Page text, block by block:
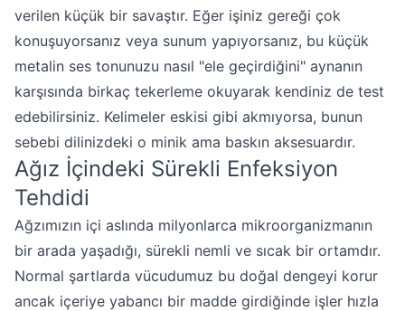
verilen küçük bir savaştır. Eğer işiniz gereği çok
konuşuyorsanız veya sunum yapıyorsanız, bu küçük
metalin ses tonunuzu nasıl "ele geçirdiğini" aynanın
karşısında birkaç tekerleme okuyarak kendiniz de test
edebilirsiniz. Kelimeler eskisi gibi akmıyorsa, bunun
sebebi dilinizdeki o minik ama baskın aksesuardır.
Ağız İçindeki Sürekli Enfeksiyon
Tehdidi
Ağzımızın içi aslında milyonlarca mikroorganizmanın
bir arada yaşadığı, sürekli nemli ve sıcak bir ortamdır.
Normal şartlarda vücudumuz bu doğal dengeyi korur
ancak içeriye yabancı bir madde girdiğinde işler hızla